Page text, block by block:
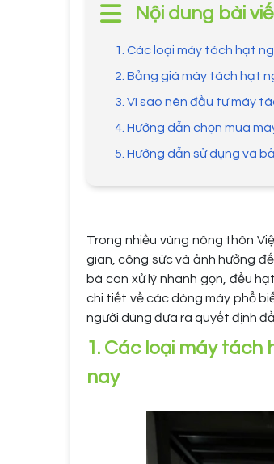
Nội dung bài
1. Các loại máy tách hạt
2. Bảng giá máy tách hạt
3. Vì sao nên đầu tư máy
4. Hướng dẫn chọn mua
5. Hướng dẫn sử dụng và
Trong nhiều vùng nông thôn
gian, công sức và ảnh hưởng
bà con xử lý nhanh gọn, đều
chi tiết về các dòng máy phổ
người dùng đưa ra quyết định
1. Các loại máy
nay